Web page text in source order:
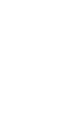
se rapproche du titre au
700 World Raid, les points
retenir
à retenir
standard et Y AMT
Prix de France 2025
2025 a un calendrier
couleurs de Honda
saison 2024
2024 side-car ,